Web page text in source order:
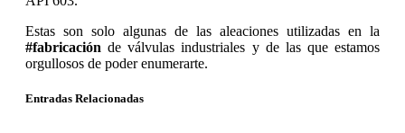
Estas son solo algunas de las aleaciones utilizadas en la
#fabricación de válvulas industriales y de las que estamos
orgullosos de poder enumerarte.
Entradas Relacionadas